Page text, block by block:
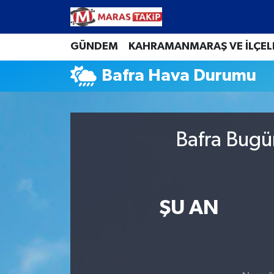
GÜNDEM KAHRAMANMARAŞ VE
Bafra Hava Durumu
Bafra
ŞU AN
Kahramanmaraş Nöbetçi Eczaneler
Kahramanmaraş Hava Durumu
Kahramanmaraş Trafik Yoğunluk Haritası
Haber Arşivi